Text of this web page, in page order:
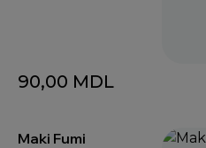
90,00 MDL
Maki Fumi